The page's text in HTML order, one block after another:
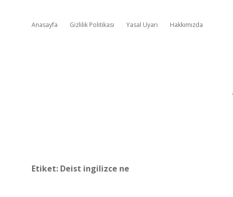
Anasayfa Gizlilik Politikası Yasal Uyarı Hakkımızda
Etiket: Deist ingilizce ne